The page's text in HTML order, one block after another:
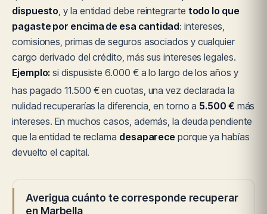
dispuesto, y la entidad debe reintegrarte todo lo que
pagaste por encima de esa cantidad: intereses,
comisiones, primas de seguros asociados y cualquier
cargo derivado del crédito, más sus intereses legales.
Ejemplo: si dispusiste 6.000 € a lo largo de los años y
has pagado 11.500 € en cuotas, una vez declarada la
nulidad recuperarías la diferencia, en torno a 5.500 € más
intereses. En muchos casos, además, la deuda pendiente
que la entidad te reclama desaparece porque ya habías
devuelto el capital.
Averigua cuánto te corresponde recuperar
en Marbella